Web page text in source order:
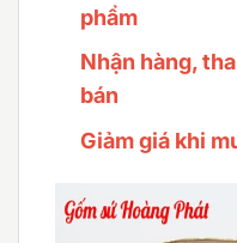
phẩm
Nhận hàng,
bán
Giảm giá khi